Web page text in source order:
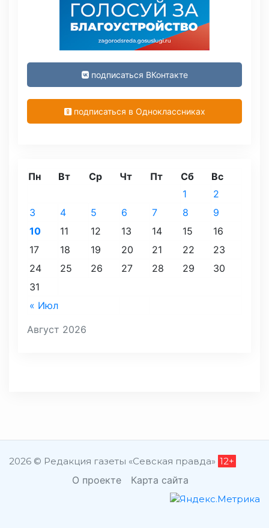
подписаться ВКонтакте
подписаться в Одноклассниках
Август 2026
Пн Вт Ср Чт Пт Сб Вс
« Июл
1
2
3
4 5 6 7 8
9
10
11 12 13 14 15
16
17
18 19 20 21 22
23
24
25 26 27 28 29
30
31
2026 © Редакция газеты «Севская правда» 12+
О проекте Карта сайта